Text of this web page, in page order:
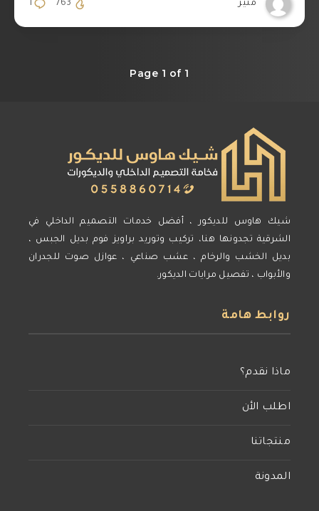
منير 1 763
Page 1 of 1
شيك هاوس للديكور ، أفضل خدمات التصميم الداخلي في
الشرقية تجدونها هنا، تركيب وتوريد براويز فوم بديل الجبس ،
بديل الخشب والرخام ، عشب صناعي ، عوازل صوت للجدران
والأبواب ، تفصيل مرايات الديكور.
روابط هامة
ماذا نقدم؟
اطلب الأن
منتجاتنا
المدونة